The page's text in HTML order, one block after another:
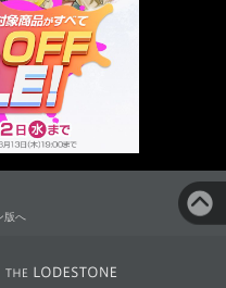
版へ